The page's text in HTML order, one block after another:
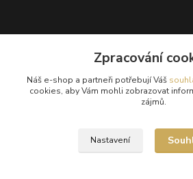
Obchodní podmínky
Ochrana osobních údajů
Kontakty
Reklamační řád
Zpracování
Náš e-shop a partneři potřebují Váš
cookies, aby Vám mohli zobrazovat
zájmů.
Nastavení